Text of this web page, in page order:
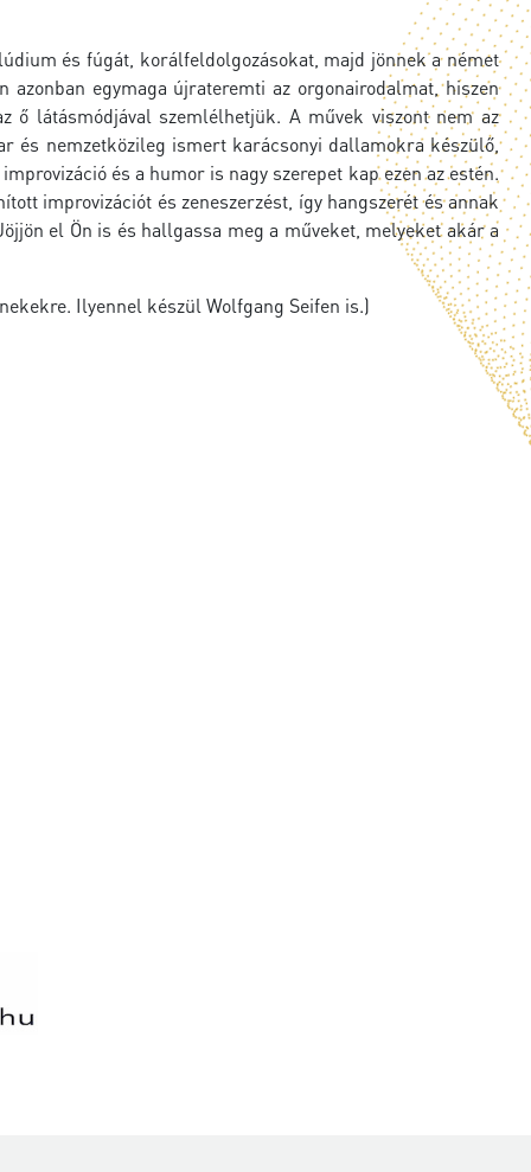
és fúgát, korálfeldolgozásokat, majd jönnek a német
egymaga újrateremti az orgonairodalmat, hiszen
ő látásmódjával szemlélhetjük. A művek viszont nem az
és nemzetközileg ismert karácsonyi dallamokra készülő,
és a humor is nagy szerepet kap ezen az estén.
improvizációt és zeneszerzést, így hangszerét és annak
el Ön is és hallgassa meg a műveket, melyeket akár a
Ilyennel készül Wolfgang Seifen is.)